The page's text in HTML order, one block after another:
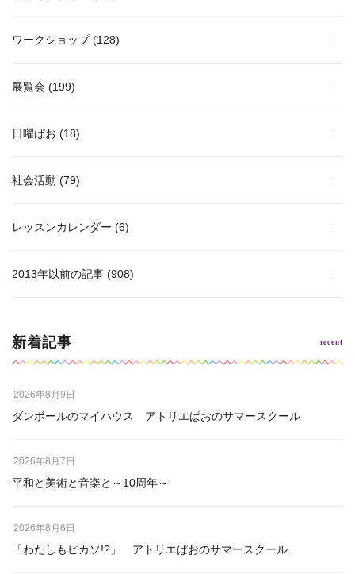
ワークショップ(128)
展覧会 (199)
日曜ぱお (18)
社会活動 (79)
レッスンカレンダー (6)
2013年以前の記事 (908)
新着記事
ダンボールのマイハウス アトリエぱおのサマースクール
2026年8月9日
平和と美術と音楽と～10周年～
2026年8月7日
「わたしもピカソ!?」 アトリエぱおのサマースクール
2026年8月6日